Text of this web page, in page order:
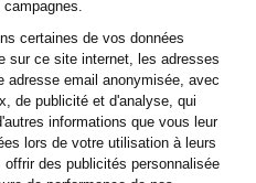
humaines > Ressources
(RH)
et professionnel